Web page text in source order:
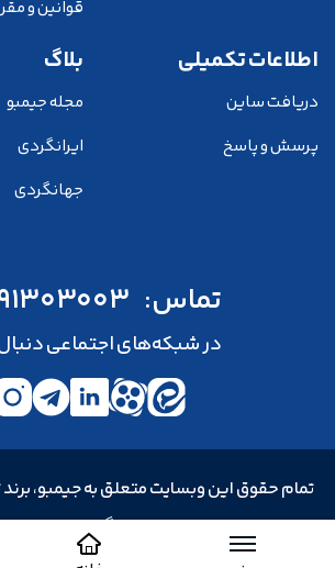
قوانین و
اطلاعات تکمیلی
دریافت ساین
پرسش و پاسخ
بلاگ
مجله جیمبو
ایرانگردی
جهانگردی
تماس:
در شبکه‌های اجتماعی
تمام حقوق این وبسایت متعلق به جیمبو،
خدمات مسافرت هوایی و جهانگردی و زیارتی
فرصت های شغلی
در حال